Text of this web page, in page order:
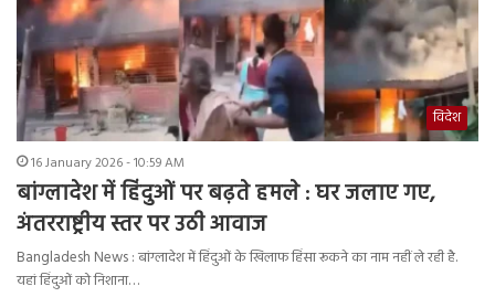
विदेश
16 January 2026 - 10:59 AM
बांग्लादेश में हिंदुओं पर बढ़ते हमले : घर जलाए गए,
अंतरराष्ट्रीय स्तर पर उठी आवाज
Bangladesh News : बांग्लादेश में हिंदुओं के खिलाफ हिंसा रूकने का नाम नहीं ले रही है.
यहां हिंदुओं को निशाना…